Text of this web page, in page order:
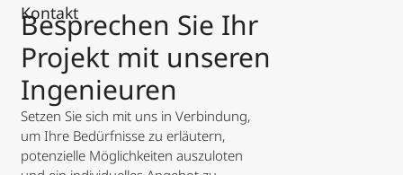
Kontakt
Besprechen Sie Ihr
Projekt mit unseren
Ingenieuren
Setzen Sie sich mit uns in Verbindung,
um Ihre Bedürfnisse zu erläutern,
potenzielle Möglichkeiten auszuloten